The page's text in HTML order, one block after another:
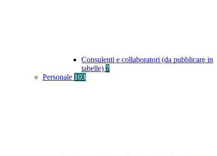
Consulenti e collaboratori (da pubblicare in
tabelle) 7
Personale 103